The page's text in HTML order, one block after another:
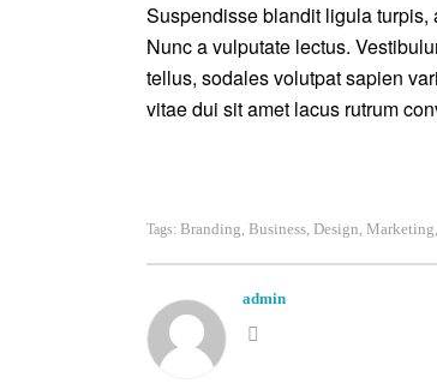
Suspendisse blandit ligula
Nunc a vulputate lectus.
tellus, sodales volutpat sapien
vitae dui sit amet lacus rutrum
Tags: Branding, Business, Design, Marketing,
admin